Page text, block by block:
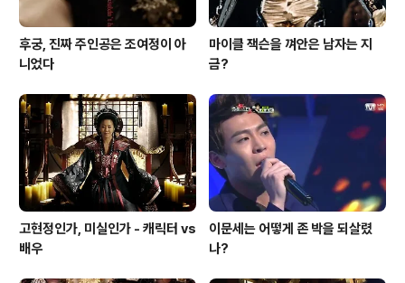
후궁, 진짜 주인공은 조여정이 아
니었다
마이클 잭슨을 껴안은 남자는 지
금?
고현정인가, 미실인가 - 캐릭터 vs
배우
이문세는 어떻게 존 박을 되살렸
나?